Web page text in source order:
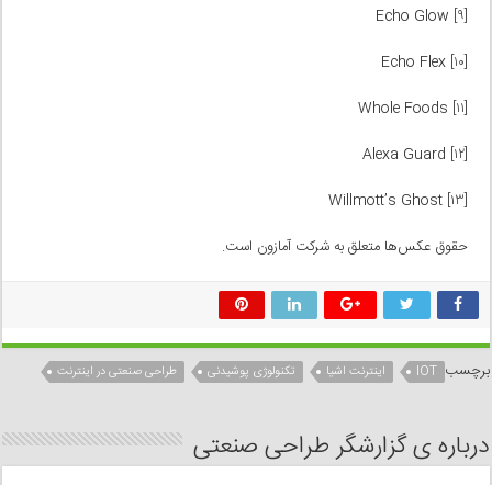
[۹]
[۱۰]
Echo Flex
[۱۱]
[۱۲]
[۱۳]
Willmott’s Ghost
حقوق عکس‌ها متعلق به شرکت آمازون است.
برچسب IOT اینترنت اشیا تکنولوژی پوشیدنی طراحی صنعتی در اینترنت
درباره ی گزارشگر طراحی صنعتی